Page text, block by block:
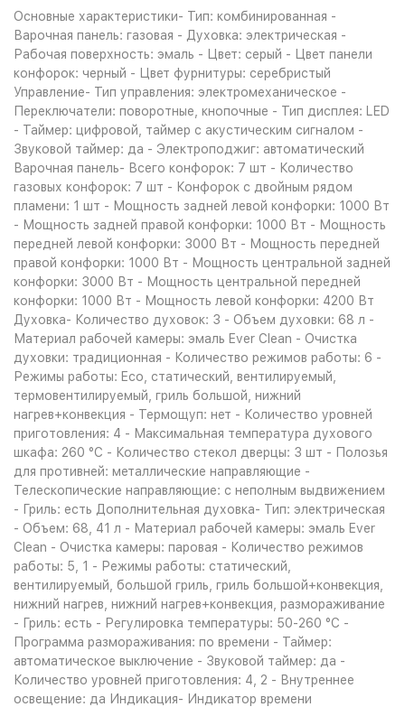
Основные характеристики- Тип: комбинированная -
Варочная панель: газовая - Духовка: электрическая -
Рабочая поверхность: эмаль - Цвет: серый - Цвет панели
конфорок: черный - Цвет фурнитуры: серебристый
Управление- Тип управления: электромеханическое -
Переключатели: поворотные, кнопочные - Тип дисплея: LЕD
- Таймер: цифровой, таймер с акустическим сигналом -
Звуковой таймер: да - Электроподжиг: автоматический
Варочная панель- Всего конфорок: 7 шт - Количество
газовых конфорок: 7 шт - Конфорок с двойным рядом
пламени: 1 шт - Мощность задней левой конфорки: 1000 Вт
- Мощность задней правой конфорки: 1000 Вт - Мощность
передней левой конфорки: 3000 Вт - Мощность передней
правой конфорки: 1000 Вт - Мощность центральной задней
конфорки: 3000 Вт - Мощность центральной передней
конфорки: 1000 Вт - Мощность левой конфорки: 4200 Вт
Духовка- Количество духовок: 3 - Объем духовки: 68 л -
Материал рабочей камеры: эмаль Ever Clean - Очистка
духовки: традиционная - Количество режимов работы: 6 -
Режимы работы: Eco, статический, вентилируемый,
термовентилируемый, гриль большой, нижний
нагрев+конвекция - Термощуп: нет - Количество уровней
приготовления: 4 - Максимальная температура духового
шкафа: 260 °С - Количество стекол дверцы: 3 шт - Полозья
для противней: металлические направляющие -
Телескопические направляющие: с неполным выдвижением
- Гриль: есть Дополнительная духовка- Тип: электрическая
- Объем: 68, 41 л - Материал рабочей камеры: эмаль Ever
Clean - Очистка камеры: паровая - Количество режимов
работы: 5, 1 - Режимы работы: статический,
вентилируемый, большой гриль, гриль большой+конвекция,
нижний нагрев, нижний нагрев+конвекция, размораживание
- Гриль: есть - Регулировка температуры: 50-260 °С -
Программа размораживания: по времени - Таймер:
автоматическое выключение - Звуковой таймер: да -
Количество уровней приготовления: 4, 2 - Внутреннее
освещение: да Индикация- Индикатор времени